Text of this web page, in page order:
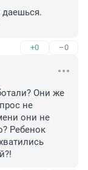
+0 –0
Они же
не
они не
Ребенок